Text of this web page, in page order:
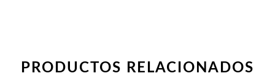
PRODUCTOS RELACIONADOS